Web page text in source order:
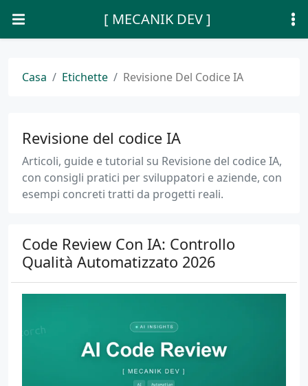
[ MECANIK DEV ]
Casa Etichette Revisione Del Codice IA
Revisione del codice IA
Articoli, guide e tutorial su Revisione del codice IA,
con consigli pratici per sviluppatori e aziende, con
esempi concreti tratti da progetti reali.
Code Review Con IA: Controllo
Qualità Automatizzato 2026